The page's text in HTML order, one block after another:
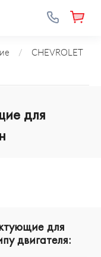
/
CHEVROLET
для
для
двигателя: